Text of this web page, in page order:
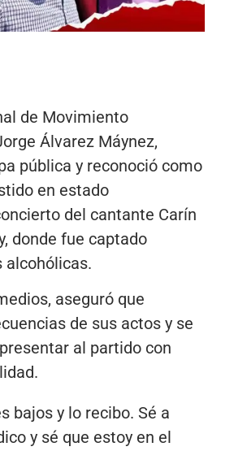
de Movimiento
Álvarez Máynez,
pública y reconoció como
en estado
del cantante Carín
donde fue captado
alcohólicas.
aseguró que
de sus actos y se
al partido con
bajos y lo recibo. Sé a
y sé que estoy en el